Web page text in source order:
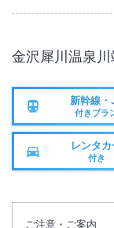
金沢犀川温泉
新幹線・
付きプラ
レンタカ
付き
ご注意・ご案内